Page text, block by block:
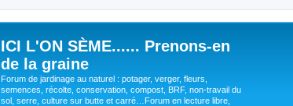
ICI L'ON SÈME...... Prenons-en
de la graine
Forum de jardinage au naturel : potager, verger, fleurs,
semences, récolte, conservation, compost, BRF, non-travail du
sol, serre, culture sur butte et carré…Forum en lecture libre,